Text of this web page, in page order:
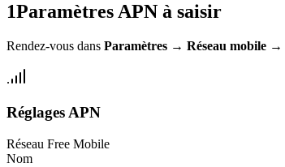
1Paramètres APN à saisir
Rendez-vous dans Paramètres → Réseau mobile →
Réglages APN
Réseau Free Mobile
Nom